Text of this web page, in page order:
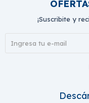
¡Suscribite y